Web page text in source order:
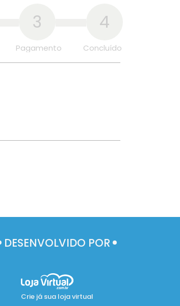
3 4
Pagamento Concluído
DESENVOLVIDO POR
Crie já sua loja virtual